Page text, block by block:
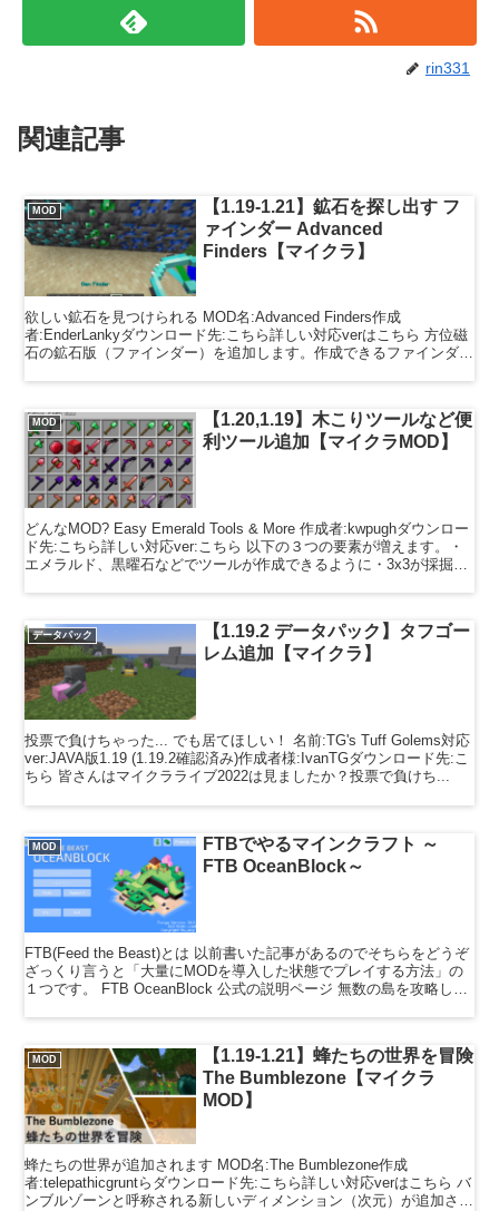
rin331
関連記事
MOD
【1.19-1.21】鉱石を探し出す フ
ァインダー Advanced
Finders【マイクラ】
欲しい鉱石を見つけられる MOD名:Advanced Finders作成
者:EnderLankyダウンロード先:こちら詳しい対応verはこちら 方位磁
石の鉱石版（ファインダー）を追加します。作成できるファインダー
MOD
【1.20,1.19】木こりツールなど便
利ツール追加【マイクラMOD】
どんなMOD? Easy Emerald Tools & More 作成者:kwpughダウンロー
ド先:こちら詳しい対応ver:こちら 以下の３つの要素が増えます。・
エメラルド、黒曜石などでツールが作成できるように・3x3が採掘で
データパック
【1.19.2 データパック】タフゴー
レム追加【マイクラ】
投票で負けちゃった... でも居てほしい！ 名前:TG's Tuff Golems対応
ver:JAVA版1.19 (1.19.2確認済み)作成者様:IvanTGダウンロード先:こ
ちら 皆さんはマイクラライブ2022は見ましたか？投票で負けち...
MOD
FTBでやるマインクラフト ～
FTB OceanBlock～
FTB(Feed the Beast)とは 以前書いた記事があるのでそちらをどうぞ
ざっくり言うと「大量にMODを導入した状態でプレイする方法」の
１つです。 FTB OceanBlock 公式の説明ページ 無数の島を攻略しつ
MOD
【1.19-1.21】蜂たちの世界を冒険
The Bumblezone【マイクラ
MOD】
蜂たちの世界が追加されます MOD名:The Bumblezone作成
者:telepathicgruntらダウンロード先:こちら詳しい対応verはこちら バ
ンブルゾーンと呼称される新しいディメンション（次元）が追加され